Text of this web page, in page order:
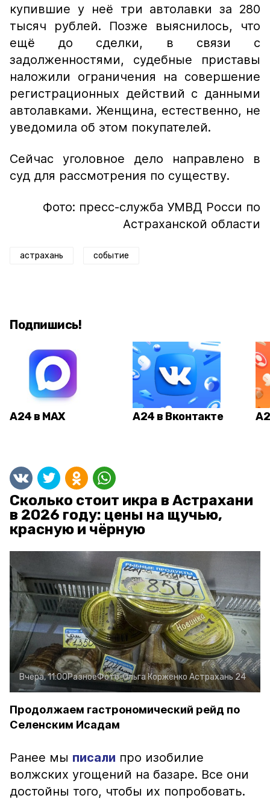
купившие у неё три автолавки за 280
тысяч рублей. Позже выяснилось, что
ещё до сделки, в связи с
задолженностями, судебные приставы
наложили ограничения на совершение
регистрационных действий с данными
автолавками. Женщина, естественно, не
уведомила об этом покупателей.
Сейчас уголовное дело направлено в
суд для рассмотрения по существу.
Фото: пресс-служба УМВД Росси по
Астраханской области
астрахань событие
Подпишись!
А24 в MAX А24 в Вконтакте
Сколько стоит икра в Астрахани
в 2026 году: цены на щучью,
красную и чёрную
Вчера, 11:00РазноеФото:Ольга Корженко Астрахань 24
Продолжаем гастрономический рейд по
Селенским Исадам
Ранее мы писали про изобилие
волжских угощений на базаре. Все они
достойны того, чтобы их попробовать.